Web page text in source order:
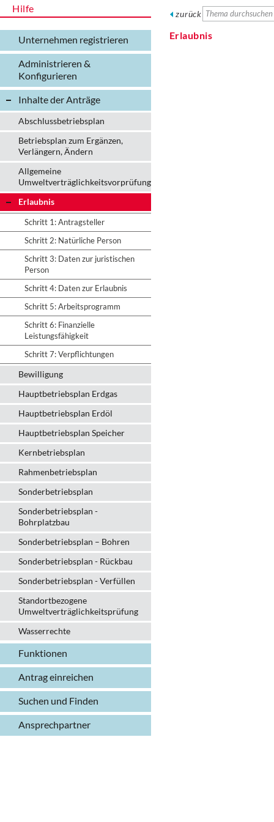
Hilfe
Unternehmen registrieren
Administrieren &
Konfigurieren
Inhalte der Anträge
Abschlussbetriebsplan
Betriebsplan zum Ergänzen,
Verlängern, Ändern
Allgemeine
Umweltverträglichkeitsvorprüfung
Erlaubnis
Schritt 1: Antragsteller
Schritt 2: Natürliche Person
Schritt 3: Daten zur juristischen
Person
Schritt 4: Daten zur Erlaubnis
Schritt 5: Arbeitsprogramm
Schritt 6: Finanzielle
Leistungsfähigkeit
Schritt 7: Verpflichtungen
Bewilligung
Hauptbetriebsplan Erdgas
Hauptbetriebsplan Erdöl
Hauptbetriebsplan Speicher
Kernbetriebsplan
Rahmenbetriebsplan
Sonderbetriebsplan
Sonderbetriebsplan -
Bohrplatzbau
Sonderbetriebsplan – Bohren
Sonderbetriebsplan - Rückbau
Sonderbetriebsplan - Verfüllen
Standortbezogene
Umweltverträglichkeitsprüfung
Wasserrechte
Funktionen
Antrag einreichen
Suchen und Finden
Ansprechpartner
zurück
Erlaubnis